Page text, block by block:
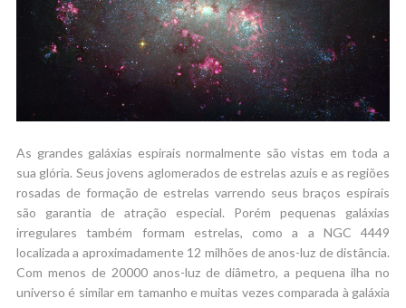
As grandes galáxias espirais normalmente são vistas em toda a
sua glória. Seus jovens aglomerados de estrelas azuis e as regiões
rosadas de formação de estrelas varrendo seus braços espirais
são garantia de atração especial. Porém pequenas galáxias
irregulares também formam estrelas, como a a NGC 4449
localizada a aproximadamente 12 milhões de anos-luz de distância.
Com menos de 20000 anos-luz de diâmetro, a pequena ilha no
universo é similar em tamanho e muitas vezes comparada à galáxia